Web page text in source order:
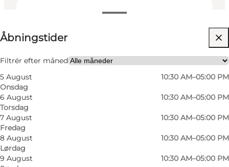
Åbningstider
Filtrér efter måned
5 August
Onsdag
10:30 AM–05:00 PM
6 August
Torsdag
10:30 AM–05:00 PM
7 August
Fredag
10:30 AM–05:00 PM
8 August
Lørdag
10:30 AM–05:00 PM
9 August
10:30 AM–05:00 PM
Besøg hjemmeside
Hunde tilladt